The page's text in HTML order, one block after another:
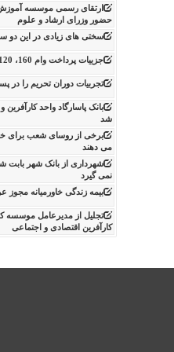
ارتقای رسمی موسسه آموزش
حضور وزرای ارشاد و علوم
سختی های زیادی در این دو
جزییات پرداخت وام 160، 120 و 80 میلیونی مسکن
تجربیات دوران تحریم را در
بانک پاسارگاد واحد
شد
برخی از روسای شعب برای
می دهند
شهرداری از بانک شهر بابت
نمی گیرد
بیمه زندگی خاورمیانه
تجلیل از مدیرعامل موسسه
کارآفرین اقتصادی و اجتماعی